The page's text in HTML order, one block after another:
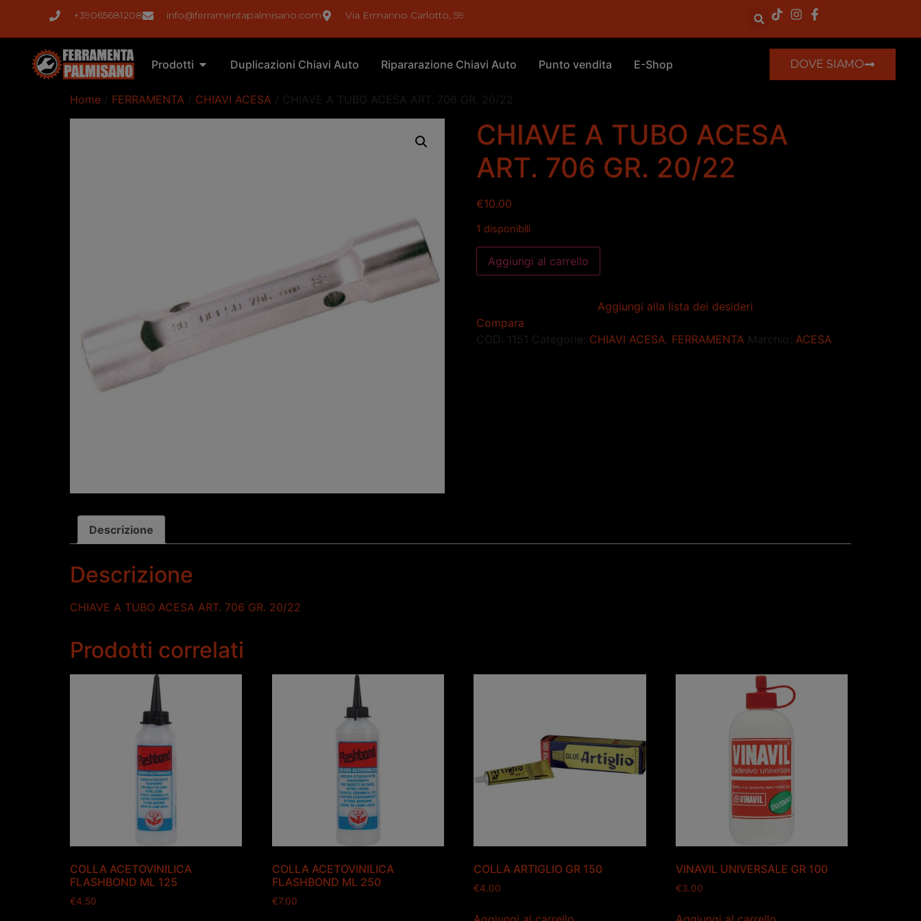
+39065681208 info@ferramentapalmisano.com Via Ermanno Carlotto, 59
Prodotti Duplicazioni Chiavi Auto Ripararazione Chiavi Auto Punto vendita E-Shop DOVE SIAMO
Home / FERRAMENTA / CHIAVI ACESA / CHIAVE A TUBO ACESA ART. 706 GR. 20/22
CHIAVE A TUBO ACESA
ART. 706 GR. 20/22
€10.00
1 disponibili
Aggiungi al carrello
Aggiungi alla lista dei desideri
Compara
COD: 1151 Categorie: CHIAVI ACESA FERRAMENTA Marchio: ACESA
Descrizione
Descrizione
CHIAVE A TUBO ACESA ART. 706 GR. 20/22
Prodotti correlati
COLLA ACETOVINILICA
FLASHBOND ML 125
€4.50
COLLA ACETOVINILICA
FLASHBOND ML 250
€7.00
COLLA ARTIGLIO GR 150
€4.00
VINAVIL UNIVERSALE GR 100
€3.00